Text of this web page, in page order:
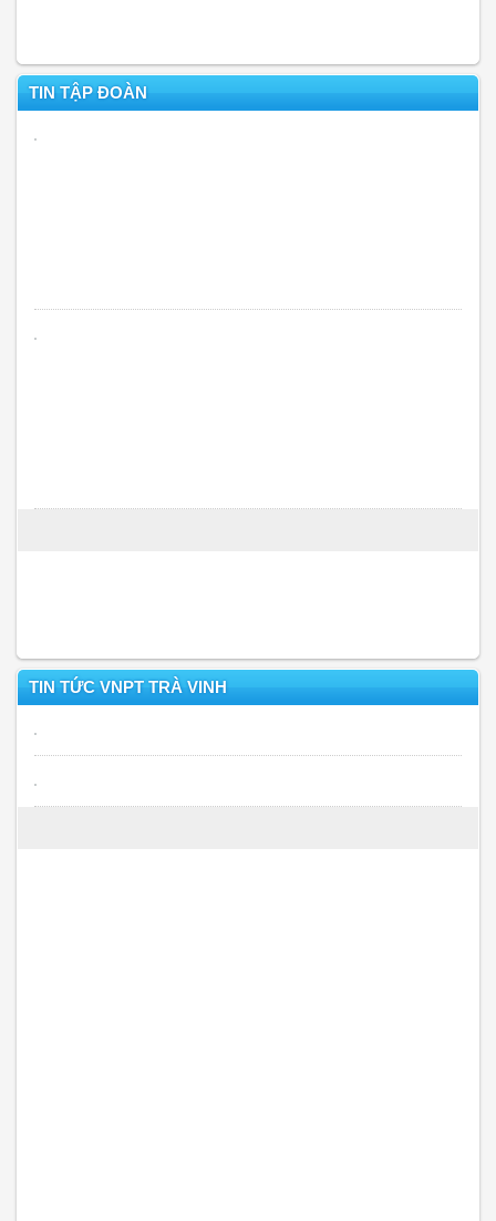
TIN TẬP ĐOÀN
TIN TỨC VNPT TRÀ VINH